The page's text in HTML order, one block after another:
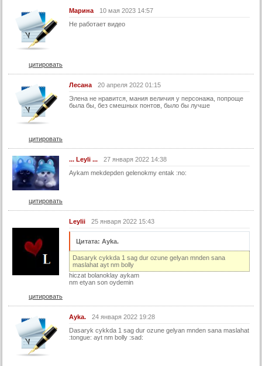
44 серия
45 серия
48 серия
49 серия
50 серия
51 серия
53 серия
54 серия
55 серия
58 серия
61 серия
62 серия
63 серия
64 серия
Марина
10 мая 2023 14:57
Не работает видео
цитировать
Лесана
20 апреля 2022 01:15
Элена не нравится, мания величия у персонажа, попроще
была бы, без смешных понтов, было бы лучше
цитировать
... Leyli ...
27 января 2022 14:38
Aykam mekdepden gelenokmy entak :no:
цитировать
Leylii 25 января 2022 15:43
Цитата: Ayka.
Dasaryk cykkda 1 sag dur ozune gelyan mnden sana
maslahat ayt nm bolly
hiczat bolanoklay aykam
nm etyan son oydemin
цитировать
Ayka.
24 января 2022 19:28
Dasaryk cykkda 1 sag dur ozune gelyan mnden sana maslahat
:tongue: ayt nm bolly :sad: